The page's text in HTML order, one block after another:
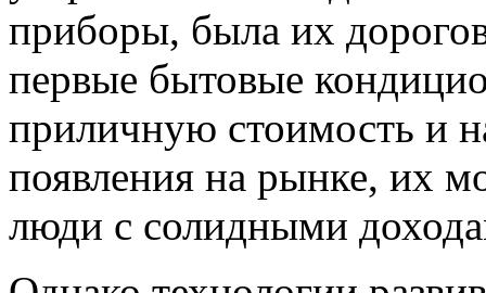
приборы, была их
первые бытовые
приличную стоимость и
появления на рынке, их
люди с солидными